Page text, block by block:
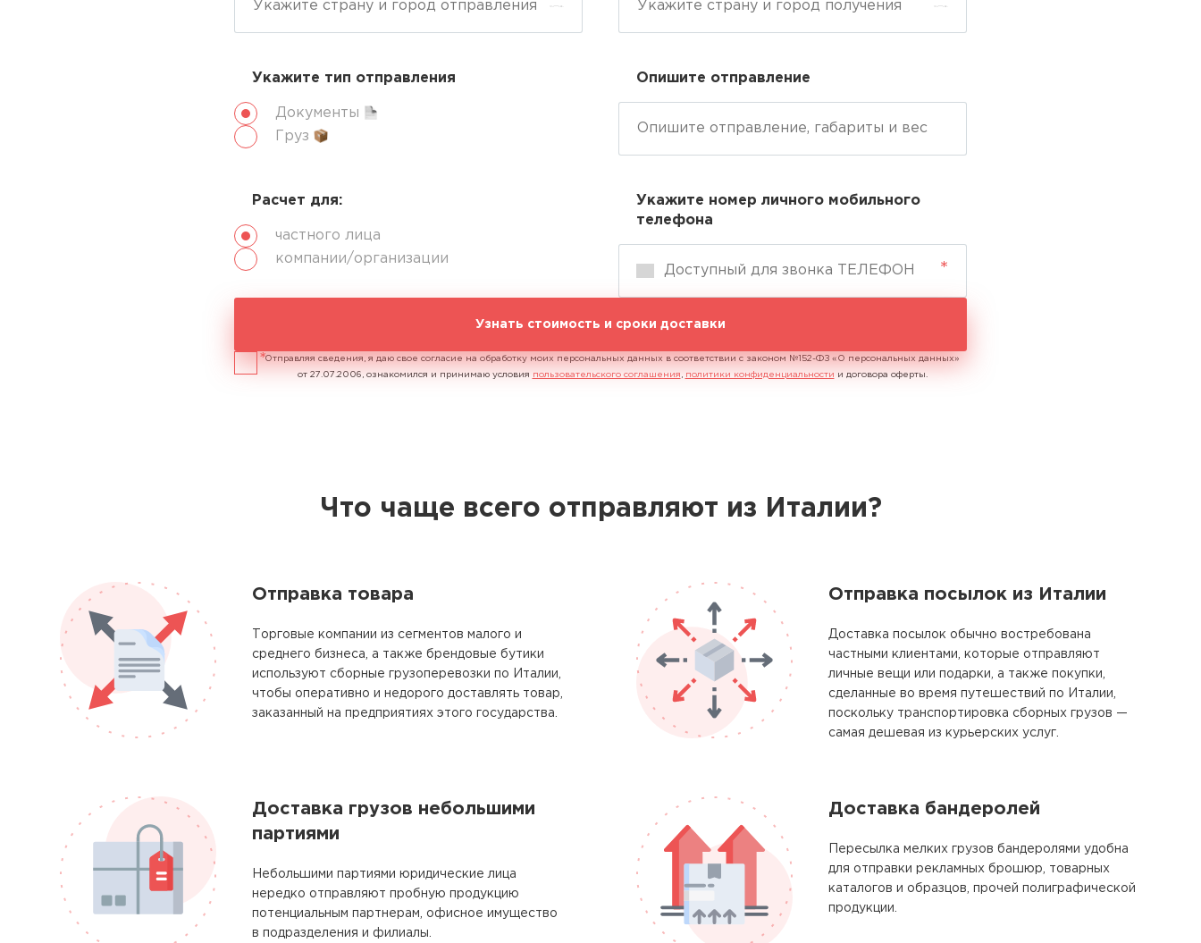
Укажите тип отправления
Документы
Груз
Опишите отправление
Расчет для:
частного лица
компании/организации
Укажите номер личного мобильного
телефона
Узнать стоимость и сроки доставки
Отправляя сведения, я даю свое согласие на обработку моих персональных данных в соответствии с законом №152-ФЗ «О персональных данных»
от 27.07.2006, ознакомился и принимаю условия пользовательского соглашения , политики конфиденциальности и договора оферты.
Что чаще всего отправляют из Италии?
Отправка товара
Торговые компании из сегментов малого и
среднего бизнеса, а также брендовые бутики
используют сборные грузоперевозки по Италии,
чтобы оперативно и недорого доставлять товар,
заказанный на предприятиях этого государства.
Отправка посылок из Италии
Доставка посылок обычно востребована
частными клиентами, которые отправляют
личные вещи или подарки, а также покупки,
сделанные во время путешествий по Италии,
поскольку транспортировка сборных грузов —
самая дешевая из курьерских услуг.
Доставка грузов небольшими
партиями
Небольшими партиями юридические лица
нередко отправляют пробную продукцию
потенциальным партнерам, офисное имущество
в подразделения и филиалы.
Доставка бандеролей
Пересылка мелких грузов бандеролями удобна
для отправки рекламных брошюр, товарных
каталогов и образцов, прочей полиграфической
продукции.